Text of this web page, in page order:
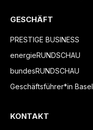
GESCHÄFT
PRESTIGE BUSINESS
energieRUNDSCHAU
bundesRUNDSCHAU
Geschäftsführer*in Basel
KONTAKT